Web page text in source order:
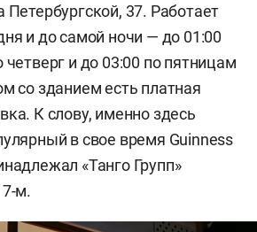
Петербургской, 37. Работает
и до самой ночи — до 01:00
четверг и до 03:00 по пятницам
со зданием есть платная
К слову, именно здесь
в свое время Guinness
«Танго Групп»
м.